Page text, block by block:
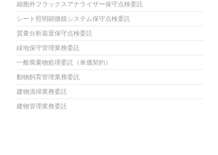
細胞外フラックスアナライザー保守点検委託
シート照明顕微鏡システム保守点検委託
質量分析装置保守点検委託
緑地保守管理業務委託
一般廃棄物処理委託（単価契約）
動物飼育管理業務委託
建物清掃業務委託
建物管理業務委託